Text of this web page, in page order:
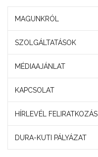
MAGUNKRÓL
SZOLGÁLTATÁSOK
MÉDIAAJÁNLAT
KAPCSOLAT
HÍRLEVÉL FELIRATKOZÁS
DURA-KUTI PÁLYÁZAT